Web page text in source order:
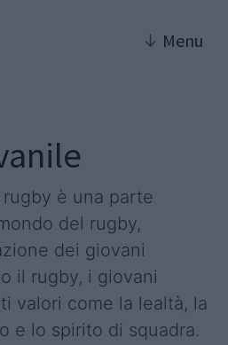
↓ Menu
è una parte
del rugby,
dei giovani
il rugby, i giovani
valori come la lealtà, la
e lo spirito di squadra.